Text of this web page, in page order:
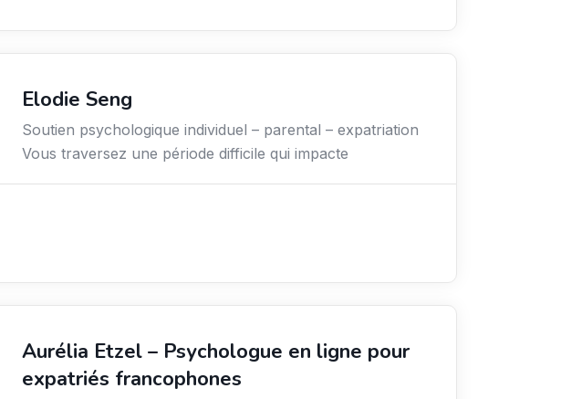
Elodie Seng
Soutien psychologique individuel – parental – expatriation
Vous traversez une période difficile qui impacte
Aurélia Etzel – Psychologue en ligne pour
expatriés francophones